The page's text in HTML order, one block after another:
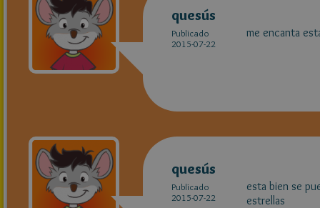
quesús
Publicado
2015-07-22
me encanta
quesús
Publicado
2015-07-22
esta bien se
estrellas